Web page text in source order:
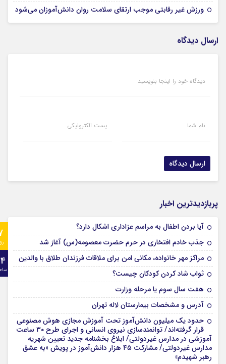
ورزش غیر رقابتی موجب ارتقای سلامت روان دانش‌آموزان می‌شود
ارسال دیدگاه
دیدگاه خود را اینجا بنویسید
نام شما پست الکترونیکی
پربازدیدترین اخبار
آیا بردن اطفال به مراسم عزادارى اشکال دارد؟
جذب خادم افتخاری در حرم حضرت معصومه(س) آغاز شد
مراکز مهر خانواده، مکانی امن برای ملاقات فرزندان طلاق با والدین
ثواب شاد کردن کودکان چیست؟
هفت سال سوم یا مرحله وزارت
آدرس و مشخصات بیمارستان لاله تهران
حدود یک میلیون دانش‌آموز تحت آموزش مجازی هوش مصنوعی
قرار گرفته‌اند/ توانمندسازی نیروی انسانی و اجرای طرح ۳۰ ساعت
آموزشی در مدارس غیردولتی/ ابلاغ بخشنامه جدید تعیین شهریه
مدارس غیردولتی/ مشارکت ۴۵ هزار دانش‌آموز در پویش «به عشق
رهبر شهیدم»